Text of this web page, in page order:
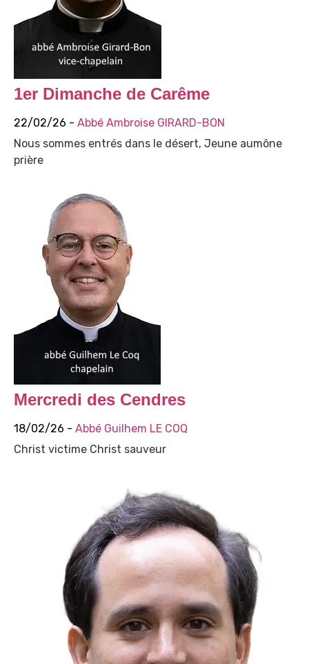
1er Dimanche de Carême
22/02/26 - Abbé Ambroise GIRARD-BON
Nous sommes entrés dans le désert, Jeune aumône
prière
Mercredi des Cendres
18/02/26 - Abbé Guilhem LE COQ
Christ victime Christ sauveur